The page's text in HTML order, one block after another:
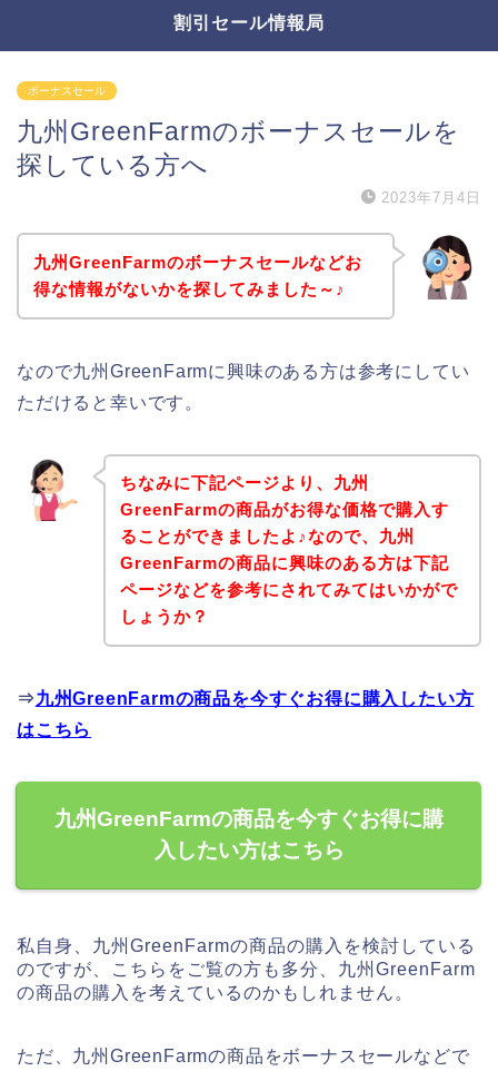
割引セール情報局
ボーナスセール
九州GreenFarmのボーナスセールを
探している方へ
2023年7月4日
九州GreenFarmのボーナスセールなどお
得な情報がないかを探してみました～♪
なので九州GreenFarmに興味のある方は参考にしてい
ただけると幸いです。
ちなみに下記ページより、九州
GreenFarmの商品がお得な価格で購入す
ることができましたよ♪なので、九州
GreenFarmの商品に興味のある方は下記
ページなどを参考にされてみてはいかがで
しょうか？
⇒九州GreenFarmの商品を今すぐお得に購入したい方
はこちら
九州GreenFarmの商品を今すぐお得に購
入したい方はこちら
私自身、九州GreenFarmの商品の購入を検討している
のですが、こちらをご覧の方も多分、九州GreenFarm
の商品の購入を考えているのかもしれません。
ただ、九州GreenFarmの商品をボーナスセールなどで